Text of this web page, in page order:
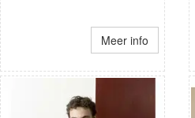
Meer info